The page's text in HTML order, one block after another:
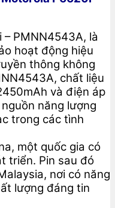
PMNN4543A, là
hoạt động hiệu
thông không
chất liệu
và điện áp
năng lượng
trong các tình
một quốc gia có
triển. Pin sau đó
nơi có năng
lượng đáng tin